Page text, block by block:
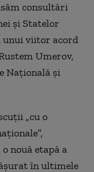
consultări
și Statelor
unui viitor acord
Umerov,
Națională și
„cu o
nouă etapă a
în ultimele